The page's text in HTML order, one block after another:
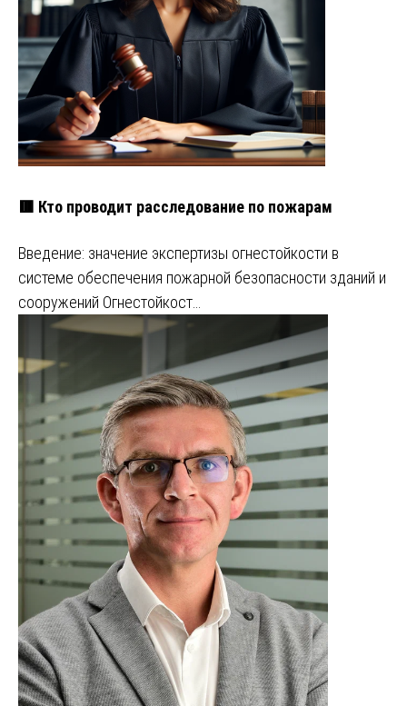
🟥 Кто проводит расследование по пожарам
Введение: значение экспертизы огнестойкости в
системе обеспечения пожарной безопасности зданий и
сооружений Огнестойкост…